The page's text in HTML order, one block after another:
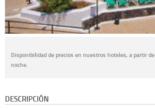
Disponibilidad de precios en nuestros hoteles, a partir de
noche.
DESCRIPCIÓN